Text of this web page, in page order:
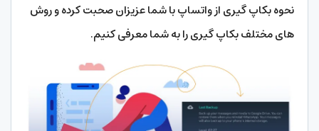
نحوه بکاپ گیری از واتساپ با شما عزیزان صحبت کرده و روش
های مختلف بکاپ گیری را به شما معرفی کنیم.